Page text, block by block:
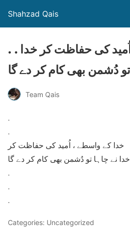
Shahzad Qais
. . خدا کے واسطے ، اُمید کی حفاظت کر خدا
Team Qais
.
.
خدا کے واسطے ، اُمید کی حفاظت کر
خدا نے چاہا تو دُشمن بھی کام کر دے گا
.
.
.
Categories: Uncategorized